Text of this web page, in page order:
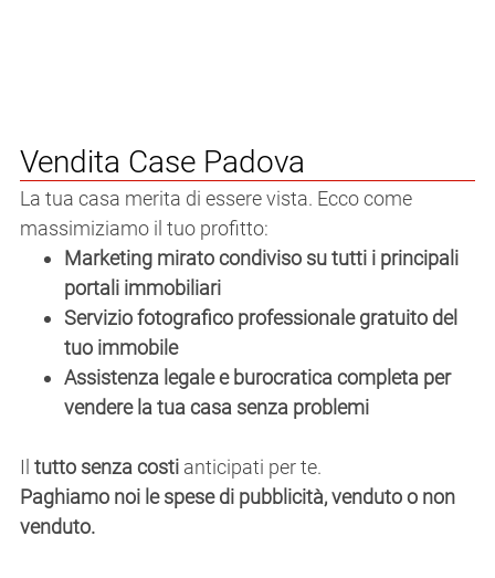
Vendita Case Padova
La tua casa merita di essere vista. Ecco come
massimiziamo il tuo profitto:
Marketing mirato condiviso su tutti i principali
portali immobiliari
Servizio fotografico professionale gratuito del
tuo immobile
Assistenza legale e burocratica completa per
vendere la tua casa senza problemi
Il tutto senza costi anticipati per te.
Paghiamo noi le spese di pubblicità, venduto o non
venduto.